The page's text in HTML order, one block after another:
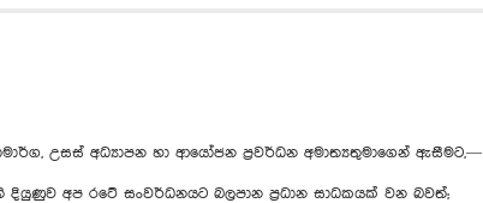
උසස් අධ්‍යාපන හා ආයෝජන ප්‍රවර්ධන අමාත්‍යතුමාගෙන් ඇසීමට,—
අප රටේ සංවර්ධනයට බලපාන ප්‍රධාන සාධකයක් වන බවත්;